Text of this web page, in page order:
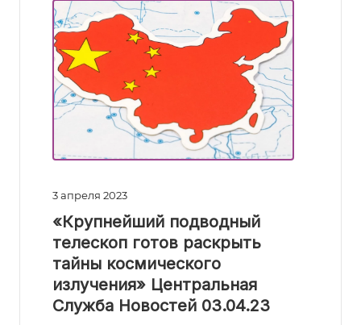
3 апреля 2023
«Крупнейший подводный
телескоп готов раскрыть
тайны космического
излучения» Центральная
Служба Новостей 03.04.23